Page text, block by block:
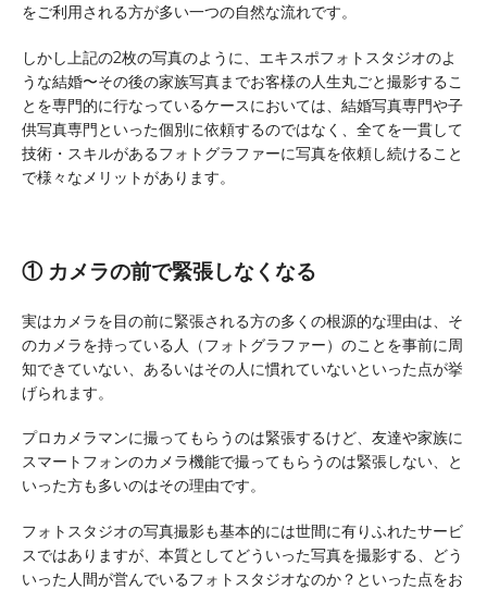
をご利用される方が多い一つの自然な流れです。
しかし上記の2枚の写真のように、エキスポフォトスタジオのよ
うな結婚〜その後の家族写真までお客様の人生丸ごと撮影するこ
とを専門的に行なっているケースにおいては、結婚写真専門や子
供写真専門といった個別に依頼するのではなく、全てを一貫して
技術・スキルがあるフォトグラファーに写真を依頼し続けること
で様々なメリットがあります。
① カメラの前で緊張しなくなる
実はカメラを目の前に緊張される方の多くの根源的な理由は、そ
のカメラを持っている人（フォトグラファー）のことを事前に周
知できていない、あるいはその人に慣れていないといった点が挙
げられます。
プロカメラマンに撮ってもらうのは緊張するけど、友達や家族に
スマートフォンのカメラ機能で撮ってもらうのは緊張しない、と
いった方も多いのはその理由です。
フォトスタジオの写真撮影も基本的には世間に有りふれたサービ
スではありますが、本質としてどういった写真を撮影する、どう
いった人間が営んでいるフォトスタジオなのか？といった点をお